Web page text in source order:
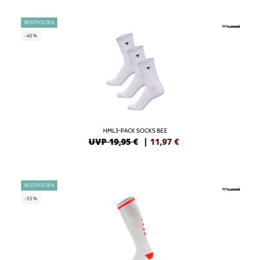
RESTPOSTEN
-40%
HML3-PACK SOCKS BEE
UVP 19,95 € | 11,97 €
RESTPOSTEN
-55%